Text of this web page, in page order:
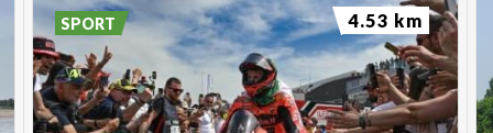
SPORT 4.53 km